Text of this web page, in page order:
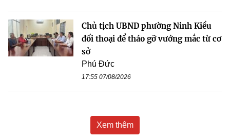
Chủ tịch UBND phường Ninh Kiều
đối thoại để tháo gỡ vướng mắc từ cơ
sở
Phú Đức
17:55 07/08/2026
Xem thêm